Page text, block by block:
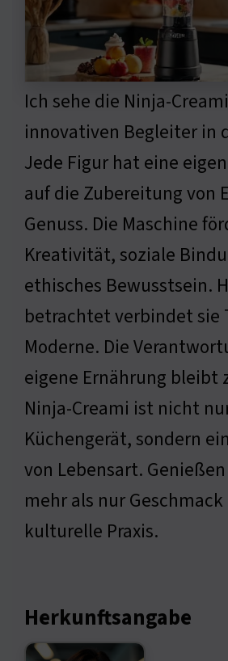
Ich sehe die Ninja-
innovativen Begleiter in
Jede Figur hat eine
auf die Zubereitung von
Genuss. Die Maschine
Kreativität, soziale
ethisches Bewusstsein.
betrachtet verbindet sie
Moderne. Die
eigene Ernährung bleibt
Ninja-Creami ist nicht
Küchengerät, sondern
von Lebensart.
mehr als nur
kulturelle Praxis.
Herkunftsangabe